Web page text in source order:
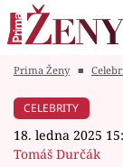
Módní alarm
Prima Ženy ■
CELEBRITY
18. ledna 2025
Tomáš Durčák